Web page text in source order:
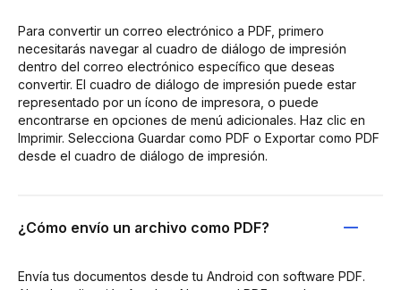
Para convertir un correo electrónico a PDF, primero
necesitarás navegar al cuadro de diálogo de impresión
dentro del correo electrónico específico que deseas
convertir. El cuadro de diálogo de impresión puede estar
representado por un ícono de impresora, o puede
encontrarse en opciones de menú adicionales. Haz clic en
Imprimir. Selecciona Guardar como PDF o Exportar como PDF
desde el cuadro de diálogo de impresión.
¿Cómo envío un archivo como PDF?
Envía tus documentos desde tu Android con software PDF.